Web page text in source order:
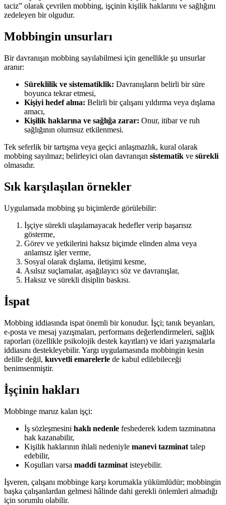
taciz” olarak çevrilen mobbing, işçinin kişilik haklarını ve sağlığını
zedeleyen bir olgudur.
Mobbingin unsurları
Bir davranışın mobbing sayılabilmesi için genellikle şu unsurlar
aranır:
Süreklilik ve sistematiklik: Davranışların belirli bir süre
boyunca tekrar etmesi,
Kişiyi hedef alma: Belirli bir çalışanı yıldırma veya dışlama
amacı,
Kişilik haklarına ve sağlığa zarar: Onur, itibar ve ruh
sağlığının olumsuz etkilenmesi.
Tek seferlik bir tartışma veya geçici anlaşmazlık, kural olarak
mobbing sayılmaz; belirleyici olan davranışın sistematik ve sürekli
olmasıdır.
Sık karşılaşılan örnekler
Uygulamada mobbing şu biçimlerde görülebilir:
İşçiye sürekli ulaşılamayacak hedefler verip başarısız
gösterme,
Görev ve yetkilerini haksız biçimde elinden alma veya
anlamsız işler verme,
Sosyal olarak dışlama, iletişimi kesme,
Asılsız suçlamalar, aşağılayıcı söz ve davranışlar,
Haksız ve sürekli disiplin baskısı.
İspat
Mobbing iddiasında ispat önemli bir konudur. İşçi; tanık beyanları,
e-posta ve mesaj yazışmaları, performans değerlendirmeleri, sağlık
raporları (özellikle psikolojik destek kayıtları) ve idari yazışmalarla
iddiasını destekleyebilir. Yargı uygulamasında mobbingin kesin
delille değil, kuvvetli emarelerle de kabul edilebileceği
benimsenmiştir.
İşçinin hakları
Mobbinge maruz kalan işçi:
İş sözleşmesini haklı nedenle feshederek kıdem tazminatına
hak kazanabilir,
Kişilik haklarının ihlali nedeniyle manevi tazminat talep
edebilir,
Koşulları varsa maddi tazminat isteyebilir.
İşveren, çalışanı mobbinge karşı korumakla yükümlüdür; mobbingin
başka çalışanlardan gelmesi hâlinde dahi gerekli önlemleri almadığı
için sorumlu olabilir.